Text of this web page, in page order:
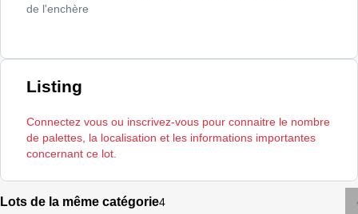
de l'enchère
Listing
Connectez vous ou inscrivez-vous pour connaitre le nombre
de palettes, la localisation et les informations importantes
concernant ce lot.
Lots de la même catégorie4